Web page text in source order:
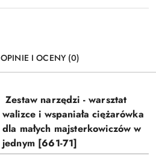
OPINIE I OCENY (0)
Zestaw narzędzi - warsztat
walizce i wspaniała ciężarówka
dla małych majsterkowiczów w
jednym [661-71]